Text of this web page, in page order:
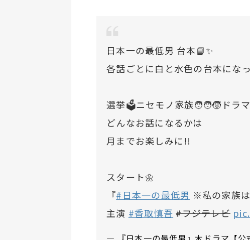
日本一の最低男 台本📘✨
各話ごとに白と水色の台本にな
選挙🗳️ニセモノ家族🧑‍🧑‍🧒ドラマ
どんなお話になるかは
月までお楽しみに!!
スタート🌼
『#日本一の最低男 ※私の家族は
主演 #香取慎吾 #フジテレビ